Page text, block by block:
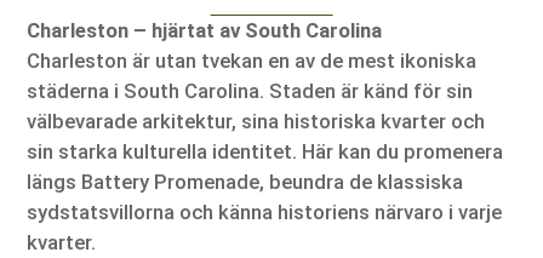
Charleston – hjärtat av South Carolina
Charleston är utan tvekan en av de mest ikoniska
städerna i South Carolina. Staden är känd för sin
välbevarade arkitektur, sina historiska kvarter och
sin starka kulturella identitet. Här kan du promenera
längs Battery Promenade, beundra de klassiska
sydstatsvillorna och känna historiens närvaro i varje
kvarter.